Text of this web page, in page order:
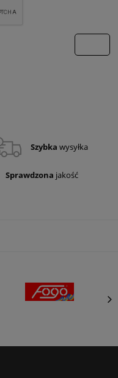
Szybka wysyłka
Sprawdzona jakość